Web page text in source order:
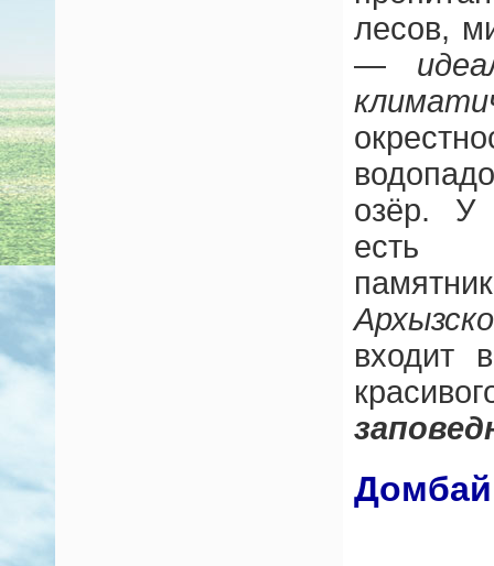
лесов,
—
озёр. У
есть
входит
Домбай